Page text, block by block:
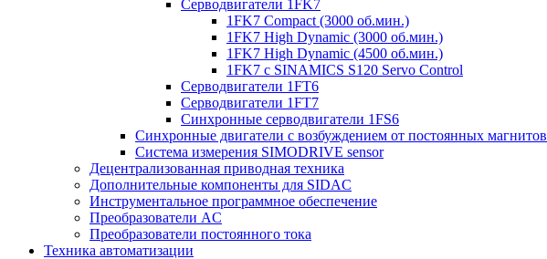
Серводвигатели 1FK7
1FK7 Compact (3000 об.мин.)
1FK7 High Dynamic (3000 об.мин.)
1FK7 High Dynamic (4500 об.мин.)
1FK7 с SINAMICS S120 Servo Control
Серводвигатели 1FT6
Серводвигатели 1FT7
Синхронные серводвигатели 1FS6
Синхронные двигатели с возбуждением от постоянных магнитов
Система измерения SIMODRIVE sensor
Децентрализованная приводная техника
Дополнительные компоненты для SIDAC
Инструментальное программное обеспечение
Преобразователи AC
Преобразователи постоянного тока
Техника автоматизации